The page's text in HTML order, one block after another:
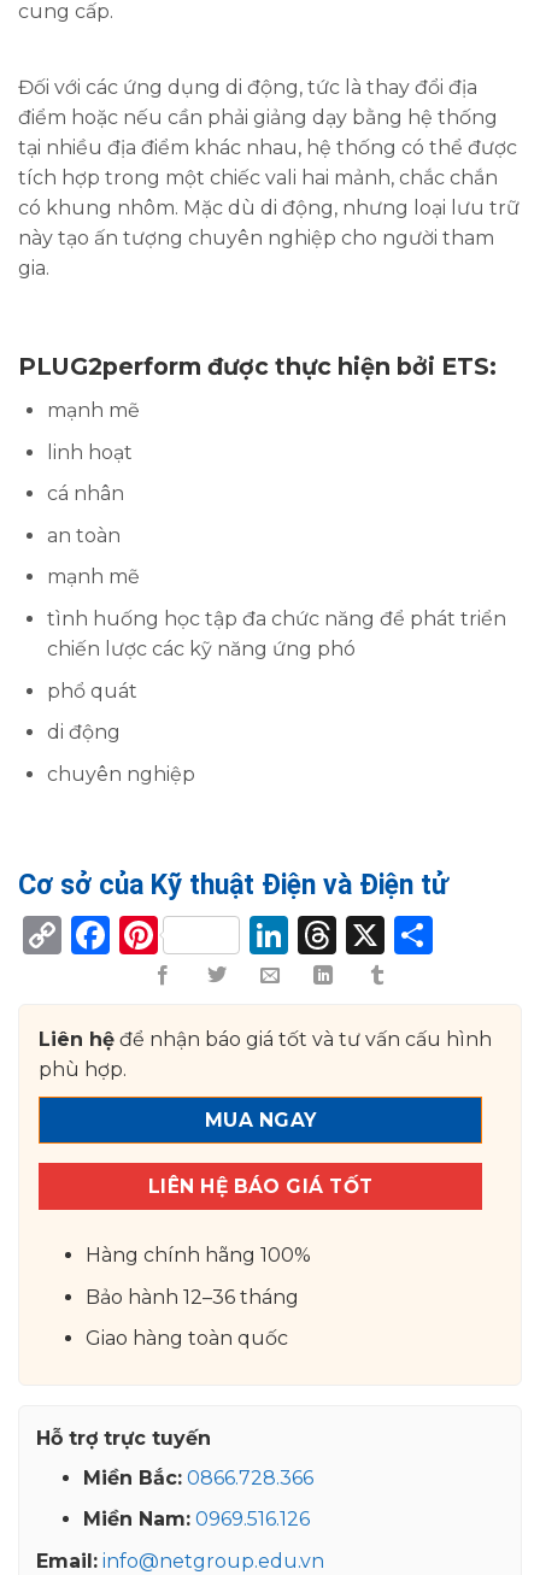
cung cấp.
Đối với các ứng dụng di động, tức là thay đổi địa
điểm hoặc nếu cần phải giảng dạy bằng hệ thống
tại nhiều địa điểm khác nhau, hệ thống có thể được
tích hợp trong một chiếc vali hai mảnh, chắc chắn
có khung nhôm. Mặc dù di động, nhưng loại lưu trữ
này tạo ấn tượng chuyên nghiệp cho người tham
gia.
PLUG2perform được thực hiện bởi ETS:
mạnh mẽ
linh hoạt
cá nhân
an toàn
mạnh mẽ
tình huống học tập đa chức năng để phát triển
chiến lược các kỹ năng ứng phó
phổ quát
di động
chuyên nghiệp
Cơ sở của Kỹ thuật Điện và Điện tử
CopyFacebook
PinterestLinkedIn
Threads
X
Liên hệ để nhận báo giá tốt và tư vấn cấu hình
phù hợp.
MUA NGAY
LIÊN HỆ BÁO GIÁ TỐT
Hàng chính hãng 100%
Bảo hành 12–36 tháng
Giao hàng toàn quốc
Hỗ trợ trực tuyến
Miền Bắc: 0866.728.366
Miền Nam: 0969.516.126
Email: info@netgroup.edu.vn